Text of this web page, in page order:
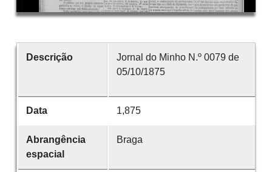
Descrição
Jornal do Minho N.º 0079 de
05/10/1875
Data 1,875
Abrangência
espacial
Braga